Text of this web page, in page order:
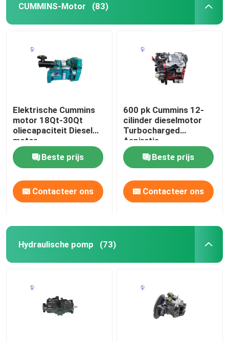
CUMMINS-Motor (83)
Elektrische Cummins
motor 18Qt-30Qt
oliecapaciteit Diesel
motor
Beste prijs
Contacteer ons
600 pk Cummins 12-
cilinder dieselmotor
Turbocharged
Aspiratie
Beste prijs
Contacteer ons
Hydraulische pomp (73)